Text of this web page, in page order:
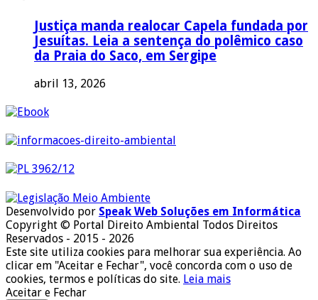
Justiça manda realocar Capela fundada por
Jesuítas. Leia a sentença do polêmico caso
da Praia do Saco, em Sergipe
abril 13, 2026
Desenvolvido por Speak Web Soluções em Informática
Copyright © Portal Direito Ambiental Todos Direitos
Reservados - 2015 - 2026
Este site utiliza cookies para melhorar sua experiência. Ao
clicar em "Aceitar e Fechar", você concorda com o uso de
cookies, termos e políticas do site. Leia mais
Aceitar e Fechar